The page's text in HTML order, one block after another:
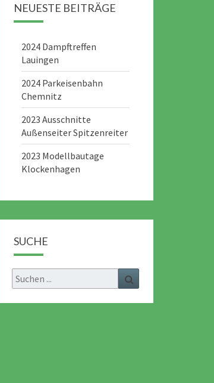
NEUESTE BEITRÄGE
2024 Dampftreffen
Lauingen
2024 Parkeisenbahn
Chemnitz
2023 Ausschnitte
Außenseiter Spitzenreiter
2023 Modellbautage
Klockenhagen
SUCHE
Search
for: